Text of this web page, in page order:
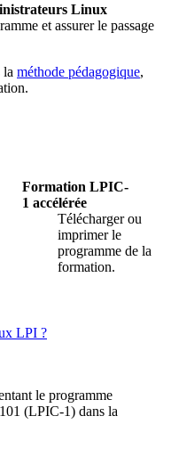
Linux
et assurer le passage
la méthode pédagogique,
Formation LPIC-
1 accélérée
Télécharger ou
imprimer le
programme de la
formation.
LPI ?
le programme
(LPIC-1) dans la